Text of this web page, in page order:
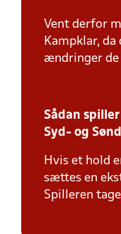
Vent derfor
Kampklar, da
ændringer de
Sådan
Syd- og
Hvis et hold
sættes en
Spilleren